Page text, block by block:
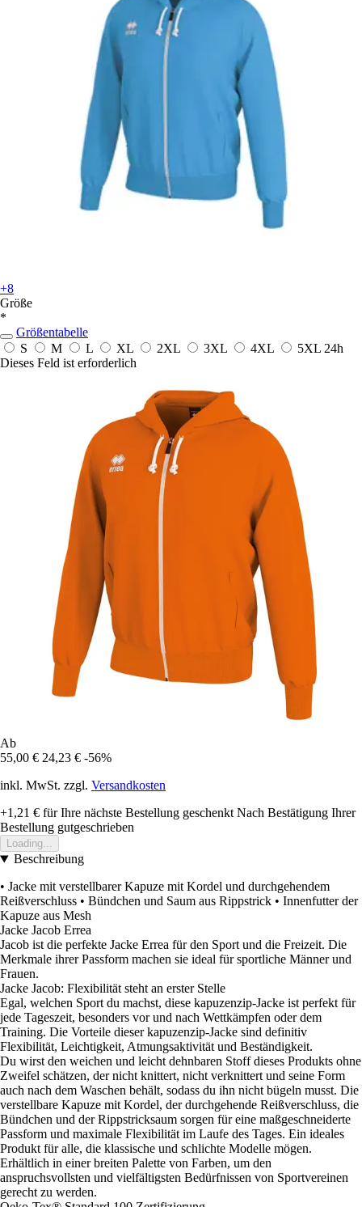
+8
Größe
*
Größentabelle
S
M L XL 2XL 3XL 4XL 5XL 24h
Dieses Feld ist erforderlich
Ab
55,00 € 24,23 € -56%
inkl. MwSt. zzgl. Versandkosten
+1,21 € für Ihre nächste Bestellung geschenkt Nach Bestätigung Ihrer
Bestellung gutgeschrieben
Loading...
Beschreibung
• Jacke mit verstellbarer Kapuze mit Kordel und durchgehendem
Reißverschluss • Bündchen und Saum aus Rippstrick • Innenfutter der
Kapuze aus Mesh
Jacke Jacob Errea
Jacob ist die perfekte Jacke Errea für den Sport und die Freizeit. Die
Merkmale ihrer Passform machen sie ideal für sportliche Männer und
Frauen.
Jacke Jacob: Flexibilität steht an erster Stelle
Egal, welchen Sport du machst, diese kapuzenzip-Jacke ist perfekt für
jede Tageszeit, besonders vor und nach Wettkämpfen oder dem
Training. Die Vorteile dieser kapuzenzip-Jacke sind definitiv
Flexibilität, Leichtigkeit, Atmungsaktivität und Beständigkeit.
Du wirst den weichen und leicht dehnbaren Stoff dieses Produkts ohne
Zweifel schätzen, der nicht knittert, nicht verknittert und seine Form
auch nach dem Waschen behält, sodass du ihn nicht bügeln musst. Die
verstellbare Kapuze mit Kordel, der durchgehende Reißverschluss, die
Bündchen und der Rippstricksaum sorgen für eine maßgeschneiderte
Passform und maximale Flexibilität im Laufe des Tages. Ein ideales
Produkt für alle, die klassische und schlichte Modelle mögen.
Erhältlich in einer breiten Palette von Farben, um den
anspruchsvollsten und vielfältigsten Bedürfnissen von Sportvereinen
gerecht zu werden.